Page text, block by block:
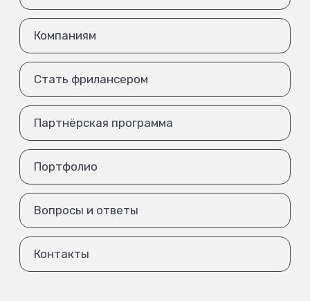
Компаниям
Стать фрилансером
Партнёрская программа
Портфолио
Вопросы и ответы
Контакты